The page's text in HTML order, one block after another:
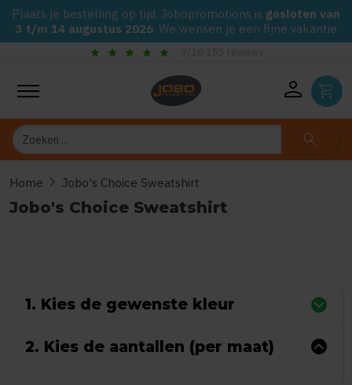
Plaats je bestelling op tijd. Jobopromotions is gesloten van
3 t/m 14 augustus 2026. We wensen je een fijne vakantie
star star star star 9/10 153 reviews
person shopping_cart
Zoeken search
Home chevron_right Jobo's Choice Sweatshirt
Jobo's Choice Sweatshirt
1. Kies de gewenste kleur
2. Kies de aantallen (per maat)